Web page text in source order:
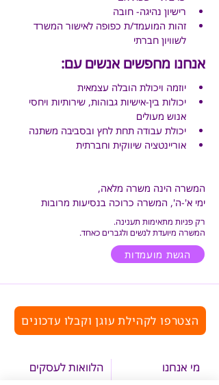
רישיון נהיגה- חובה
זהות המועמד/ת כפופה לאישור המשרד
לשוויון חברתי
אנחנו מחפשים אנשים עם:
יוזמה ויכולת הובלה עצמאית
יכולות בין-אישיות גבוהות, שירותיות ויחסי
אנוש מעולים
יכולת עבודה תחת לחץ ובסביבה משתנה
אוריינטציה שיווקית וחברתית
המשרה הינה משרה מלאה,
ימי א'-ה', המשרה כרוכה בנסיעות מרובות
רק פניות מתאימות תענינה.
המשרה מיועדת לנשים ולגברים כאחד.
הגשת מועמדות
הצטרפו לקהילת עוגן וקבלו עדכונים
הלוואות לעסקים
מי אנחנו